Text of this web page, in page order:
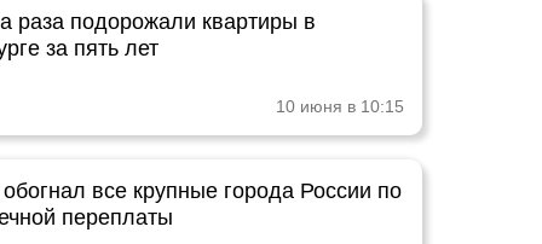
раза подорожали квартиры в
за пять лет
10 июня в 10:15
все крупные города России по
переплаты